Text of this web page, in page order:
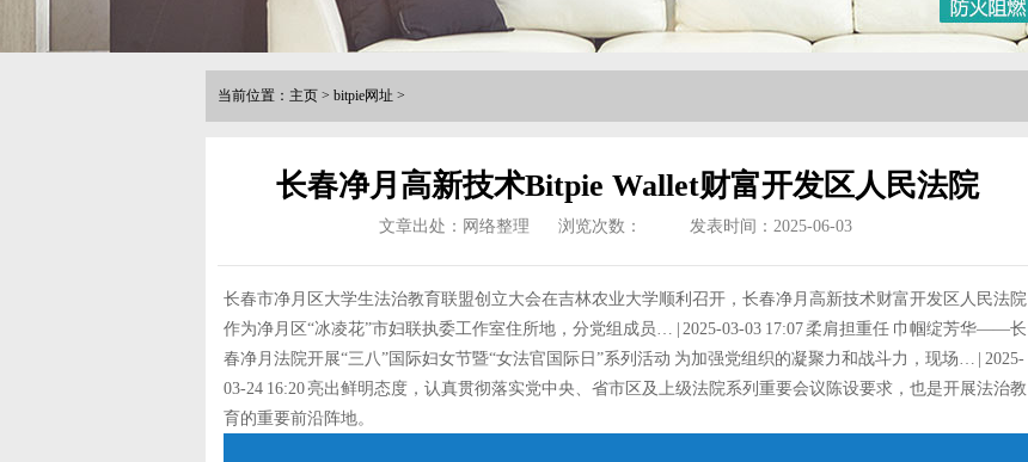
当前位置： 主页 > bitpie网址 >
长春净月高新技术Bitpie Wallet财富开发区人民法院
文章出处：网络整理 浏览次数： 发表时间：2025-06-03
长春市净月区大学生法治教育联盟创立大会在吉林农业大学顺利召开，长春净月高新技术财富开发区人民法院
作为净月区“冰凌花”市妇联执委工作室住所地，分党组成员… | 2025-03-03 17:07 柔肩担重任 巾帼绽芳华——长
春净月法院开展“三八”国际妇女节暨“女法官国际日”系列活动 为加强党组织的凝聚力和战斗力，现场… | 2025-
03-24 16:20 亮出鲜明态度，认真贯彻落实党中央、省市区及上级法院系列重要会议陈设要求，也是开展法治教
育的重要前沿阵地。